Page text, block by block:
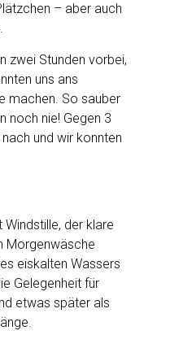
– aber auch
zwei Stunden vorbei,
uns ans
machen. So sauber
noch nie! Gegen 3
und wir konnten
der klare
Morgenwäsche
eiskalten Wassers
Gelegenheit für
etwas später als